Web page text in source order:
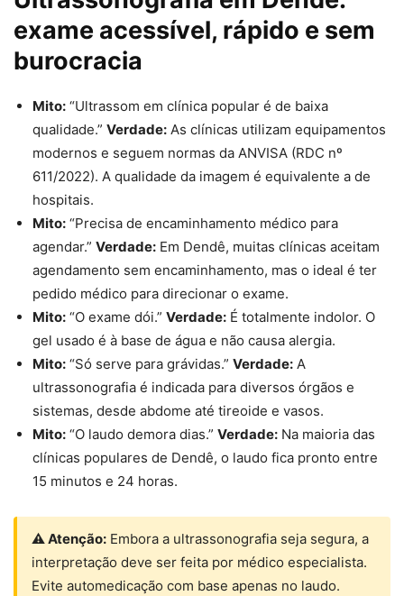
exame acessível, rápido e sem
burocracia
Mito: “Ultrassom em clínica popular é de baixa
qualidade.” Verdade: As clínicas utilizam equipamentos
modernos e seguem normas da ANVISA (RDC nº
611/2022). A qualidade da imagem é equivalente a de
hospitais.
Mito: “Precisa de encaminhamento médico para
agendar.” Verdade: Em Dendê, muitas clínicas aceitam
agendamento sem encaminhamento, mas o ideal é ter
pedido médico para direcionar o exame.
Mito: “O exame dói.” Verdade: É totalmente indolor. O
gel usado é à base de água e não causa alergia.
Mito: “Só serve para grávidas.” Verdade: A
ultrassonografia é indicada para diversos órgãos e
sistemas, desde abdome até tireoide e vasos.
Mito: “O laudo demora dias.” Verdade: Na maioria das
clínicas populares de Dendê, o laudo fica pronto entre
15 minutos e 24 horas.
⚠ Atenção: Embora a ultrassonografia seja segura, a
interpretação deve ser feita por médico especialista.
Evite automedicação com base apenas no laudo.